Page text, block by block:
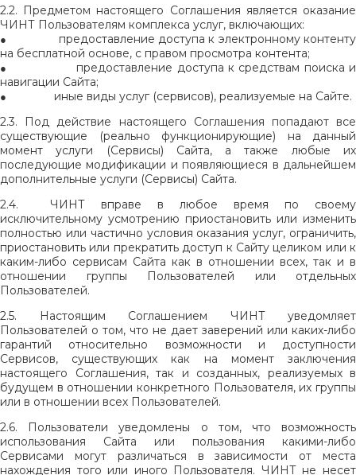
2.2. Предметом настоящего Соглашения является оказание
ЧИНТ Пользователям комплекса услуг, включающих:
●
предоставление доступа к электронному контенту
на бесплатной основе, с правом просмотра контента;
●
предоставление доступа к средствам поиска и
навигации Сайта;
●
иные виды услуг (сервисов), реализуемые на Сайте.
2.3. Под действие настоящего Соглашения попадают все
существующие (реально функционирующие) на данный
момент услуги (Сервисы) Сайта, а также любые их
последующие модификации и появляющиеся в дальнейшем
дополнительные услуги (Сервисы) Сайта.
2.4. ЧИНТ вправе в любое время по своему
исключительному усмотрению приостановить или изменить
полностью или частично условия оказания услуг, ограничить,
приостановить или прекратить доступ к Сайту целиком или к
каким-либо сервисам Сайта как в отношении всех, так и в
отношении группы Пользователей или отдельных
Пользователей.
2.5. Настоящим Соглашением ЧИНТ уведомляет
Пользователей о том, что не дает заверений или каких-либо
гарантий относительно возможности и доступности
Сервисов, существующих как на момент заключения
настоящего Соглашения, так и созданных, реализуемых в
будущем в отношении конкретного Пользователя, их группы
или в отношении всех Пользователей.
2.6. Пользователи уведомлены о том, что возможность
использования Сайта или пользования какими-либо
Сервисами могут различаться в зависимости от места
нахождения того или иного Пользователя. ЧИНТ не несет